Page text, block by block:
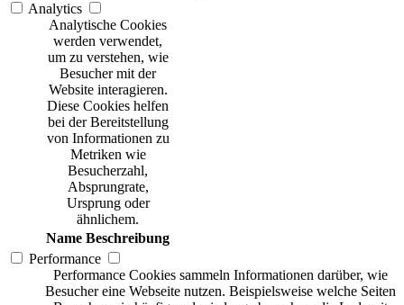
Analytics
Analytische Cookies
werden verwendet,
um zu verstehen, wie
Besucher mit der
Website interagieren.
Diese Cookies helfen
bei der Bereitstellung
von Informationen zu
Metriken wie
Besucherzahl,
Absprungrate,
Ursprung oder
ähnlichem.
Name Beschreibung
Performance
Performance Cookies sammeln Informationen darüber, wie
Besucher eine Webseite nutzen. Beispielsweise welche Seiten